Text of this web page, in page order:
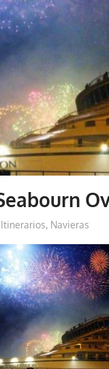
Itinerarios, Navieras